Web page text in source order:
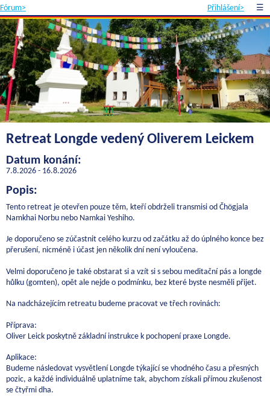
Fórum> Přihlášení> ☰
Retreat Longde vedený Oliverem Leickem
Datum konání:
7.8.2026 - 16.8.2026
Popis:
Tento retreat je otevřen pouze těm, kteří obdrželi transmisi od Čhögjala
Namkhai Norbu nebo Namkai Yeshiho.
Je doporučeno se zúčastnit celého kurzu od začátku až do úplného konce bez
přerušení, nicméně i účast jen několik dní není vyloučena.
Velmi doporučeno je také obstarat si a vzít si s sebou meditační pás a longde
hůlku (gomten), opět ale nejde o podmínku, bez které byste nesměli přijet.
Na nadcházejícím retreatu budeme pracovat ve třech rovinách:
Příprava:
Oliver Leick poskytně základní instrukce k pochopení praxe Longde.
Aplikace:
Budeme následovat vysvětlení Longde týkající se vhodného času a přesných
pozic, a každé individuálně uplatníme tak, abychom získali přímou zkušenost
se čtyřmi dha.